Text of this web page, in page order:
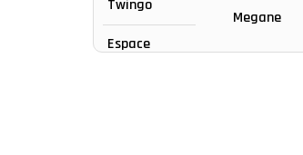
Twingo
Espace
Megane